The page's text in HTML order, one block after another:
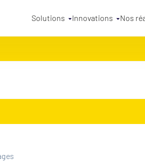
Solutions Innovations Nos